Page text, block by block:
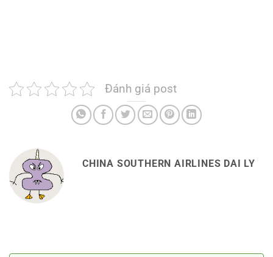
Đánh giá post
CHINA SOUTHERN AIRLINES DAI LY